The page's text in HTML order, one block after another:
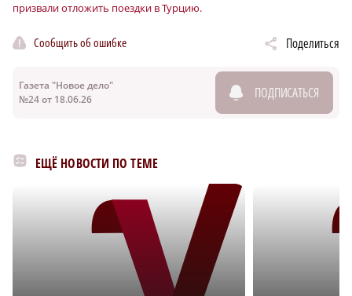
призвали отложить поездки в Турцию.
Сообщить об ошибке Поделиться
Газета "Новое дело"
№24 от 18.06.26
ПОДПИСАТЬСЯ
ЕЩЁ НОВОСТИ ПО ТЕМЕ